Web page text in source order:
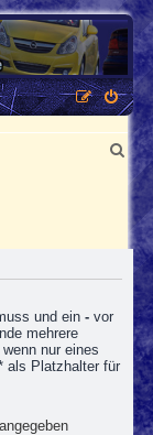
S
u
h
und ein - vor
mehrere
nur eines
als Platzhalter für